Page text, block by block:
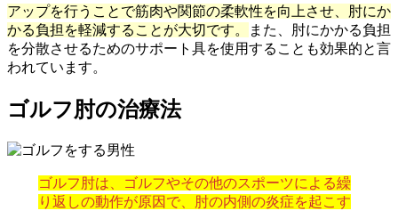
アップを行うことで筋肉や関節の柔軟性を向上させ、肘にか
かる負担を軽減することが大切です。
また、肘にかかる負担
を分散させるためのサポート具を使用することも効果的と言
われています。
ゴルフ肘の治療法
ゴルフ肘は、ゴルフやその他のスポーツによる繰
り返しの動作が原因で、肘の内側の炎症を起こす